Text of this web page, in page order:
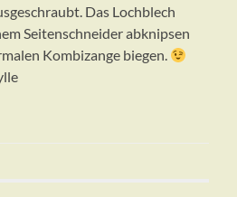
Das Lochblech
Seitenschneider abknipsen
Kombizange biegen.